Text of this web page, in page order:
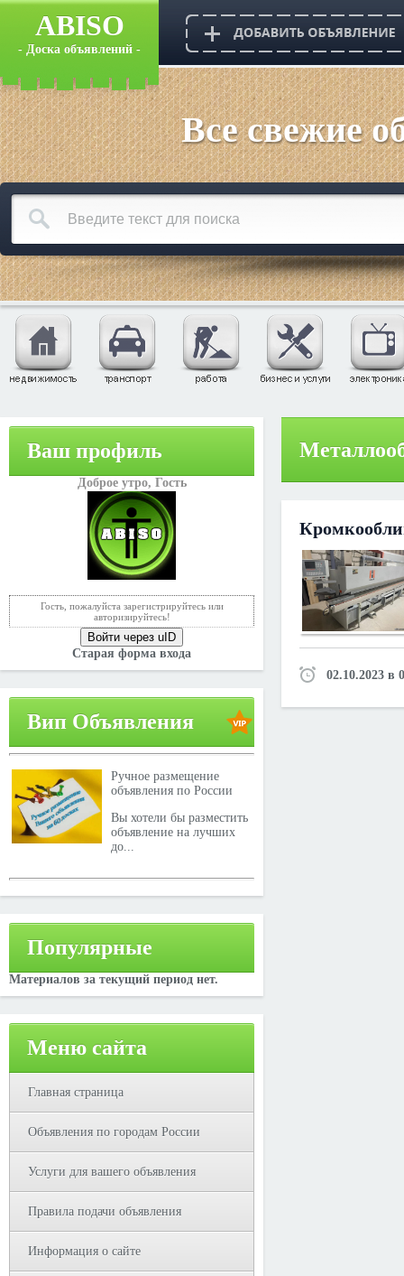
ABISO
- Доска объявлений -
Все свежие
Ваш профиль
Доброе утро, Гость
Гость, пожалуйста зарегистрируйтесь или
авторизируйтесь!
Войти через uID
Старая форма входа
Вип Объявления
Ручное размещение
объявления по России
Вы хотели бы разместить
объявление на лучших
до...
Популярные
Материалов за текущий период нет.
Меню сайта
Главная страница
Объявления по городам России
Услуги для вашего объявления
Правила подачи объявления
Информация о сайте
02.10.2023 в